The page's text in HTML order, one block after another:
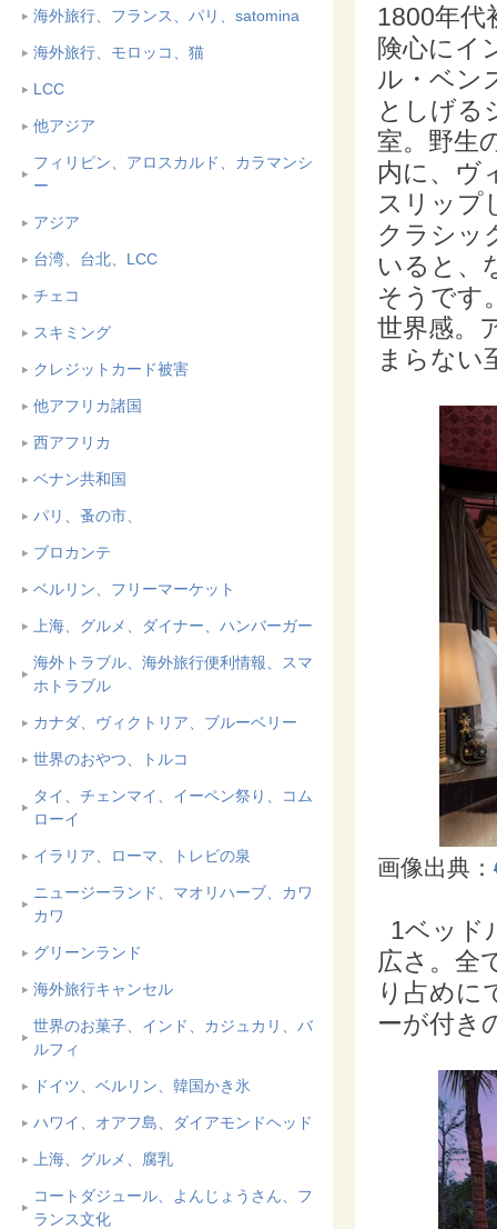
海外旅行、フランス、パリ、satomina
海外旅行、モロッコ、猫
LCC
他アジア
フィリピン、アロスカルド、カラマンシ
ー
アジア
台湾、台北、LCC
チェコ
スキミング
クレジットカード被害
他アフリカ諸国
西アフリカ
ベナン共和国
パリ、蚤の市、
ブロカンテ
ベルリン、フリーマーケット
上海、グルメ、ダイナー、ハンバーガー
海外トラブル、海外旅行便利情報、スマ
ホトラブル
カナダ、ヴィクトリア、ブルーベリー
世界のおやつ、トルコ
タイ、チェンマイ、イーペン祭り、コム
ローイ
イラリア、ローマ、トレビの泉
ニュージーランド、マオリハーブ、カワ
カワ
グリーンランド
海外旅行キャンセル
世界のお菓子、インド、カジュカリ、バ
ルフィ
ドイツ、ベルリン、韓国かき氷
ハワイ、オアフ島、ダイアモンドヘッド
上海、グルメ、腐乳
コートダジュール、よんじょうさん、フ
ランス文化
1800年代
険心にイ
ル・ベン
としげる
室。野生
内に、ヴ
スリップ
クラシッ
いると、
そうです
世界感。
まらない
画像出典：
1ベッド
広さ。全
り占めに
ーが付き